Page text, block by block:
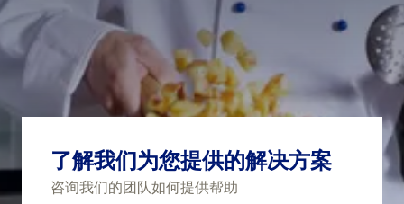
了解我们为您提供的解决方案
咨询我们的团队如何提供帮助